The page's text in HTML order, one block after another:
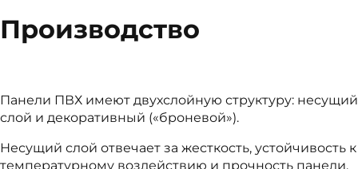
Производство
Панели ПВХ имеют двухслойную структуру: несущий
слой и декоративный («броневой»).
Несущий слой отвечает за жесткость, устойчивость к
температурному воздействию и прочность панели.